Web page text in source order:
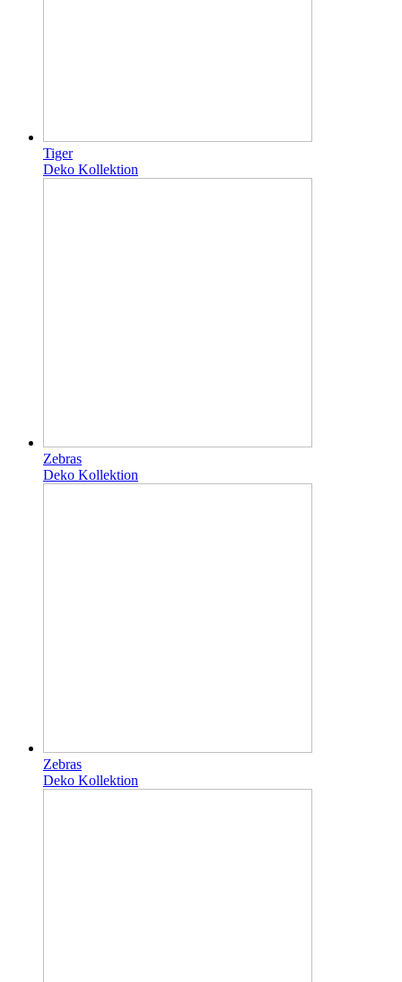
Tiger
Deko Kollektion
Zebras
Deko Kollektion
Zebras
Deko Kollektion